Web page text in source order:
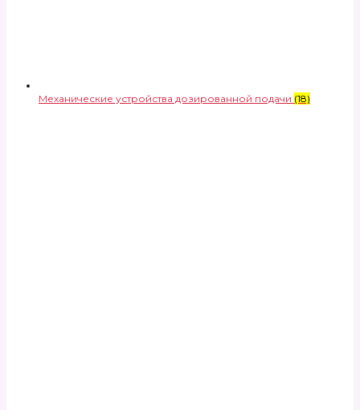
Механические устройства дозированной подачи (18)